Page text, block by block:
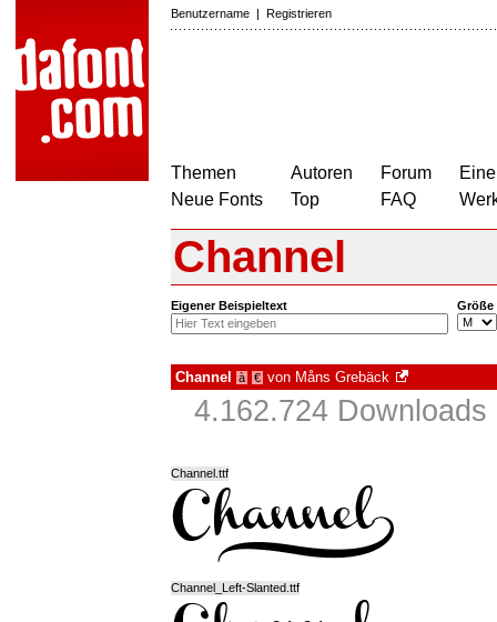
Benutzername | Registrieren
Themen
Neue Fonts
Autoren
Top
Forum
FAQ
Channel
Eigener Beispieltext Größe
Channel à € von Måns Grebäck
4.162.724 Downloads
Channel.ttf
Channel_Left-Slanted.ttf